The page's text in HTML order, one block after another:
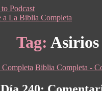
Podcast
a La Biblia Completa
Tag: Asirios
Categories
Biblia Completa -